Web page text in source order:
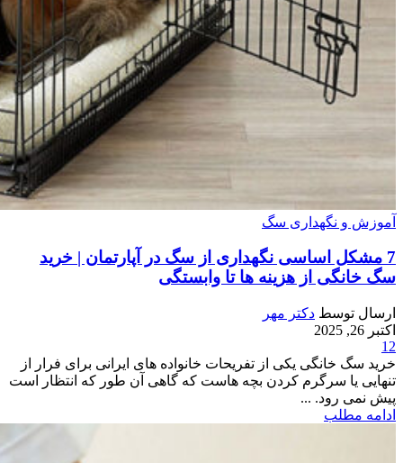
آموزش و نگهداری سگ
7 مشکل اساسی نگهداری از سگ در آپارتمان | خرید
سگ خانگی از هزینه ها تا وابستگی
ارسال توسط دکتر مهر
اکتبر 26, 2025
12
خرید سگ خانگی یکی از تفریحات خانواده های ایرانی برای فرار از
تنهایی یا سرگرم کردن بچه هاست که گاهی آن طور که انتظار است
پیش نمی رود. ...
ادامه مطلب